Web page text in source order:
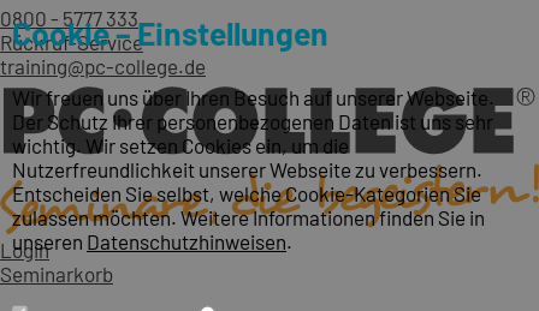
0800 - 5777 333
Rückruf-Service
training@pc-college.de
Login
Seminarkorb
Cookie – Einstellungen
Wir freuen uns über Ihren Besuch auf unserer Webseite.
Der Schutz Ihrer personenbezogenen Daten ist uns sehr
wichtig. Wir setzen Cookies ein, um die
Nutzerfreundlichkeit unserer Webseite zu verbessern.
Entscheiden Sie selbst, welche Cookie-Kategorien Sie
zulassen möchten. Weitere Informationen finden Sie in
unseren Datenschutzhinweisen.